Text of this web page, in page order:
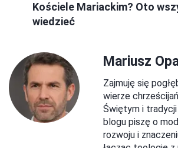
Kościele Mariackim? Oto
wiedzieć
Mariusz
Zajmuję się
wierze
Świętym i tradycji
blogu piszę o
rozwoju i